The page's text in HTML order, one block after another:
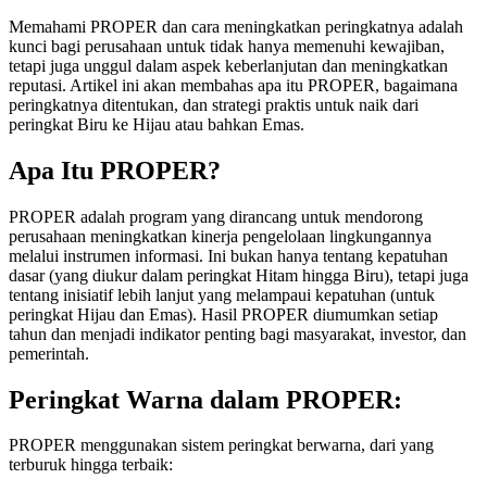
Memahami PROPER dan cara meningkatkan peringkatnya adalah
kunci bagi perusahaan untuk tidak hanya memenuhi kewajiban,
tetapi juga unggul dalam aspek keberlanjutan dan meningkatkan
reputasi. Artikel ini akan membahas apa itu PROPER, bagaimana
peringkatnya ditentukan, dan strategi praktis untuk naik dari
peringkat Biru ke Hijau atau bahkan Emas.
Apa Itu PROPER?
PROPER adalah program yang dirancang untuk mendorong
perusahaan meningkatkan kinerja pengelolaan lingkungannya
melalui instrumen informasi. Ini bukan hanya tentang kepatuhan
dasar (yang diukur dalam peringkat Hitam hingga Biru), tetapi juga
tentang inisiatif lebih lanjut yang melampaui kepatuhan (untuk
peringkat Hijau dan Emas). Hasil PROPER diumumkan setiap
tahun dan menjadi indikator penting bagi masyarakat, investor, dan
pemerintah.
Peringkat Warna dalam PROPER:
PROPER menggunakan sistem peringkat berwarna, dari yang
terburuk hingga terbaik: